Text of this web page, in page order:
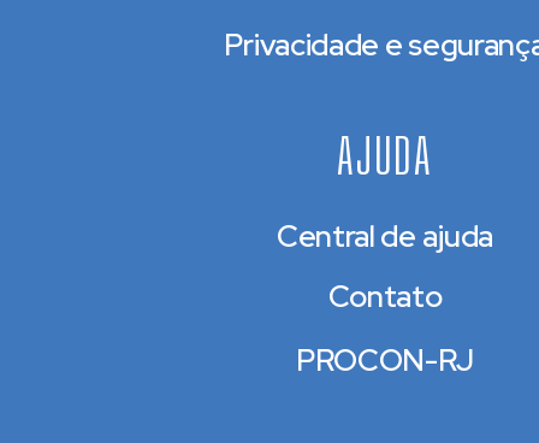
Privacidade e
AJUDA
Central de ajuda
Contato
PROCON-RJ